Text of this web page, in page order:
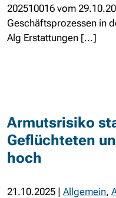
202510016 vom
Geschäftsprozessen in
Alg Erstattungen [...]
Armutsrisiko
Geflüchteten
hoch
21.10.2025 | Allgemein,